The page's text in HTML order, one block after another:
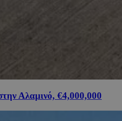
Αλαμινό, €4,000,000